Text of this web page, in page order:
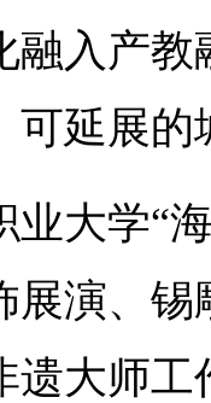
融入产
可延展的
业大学“
展演、
遗大师